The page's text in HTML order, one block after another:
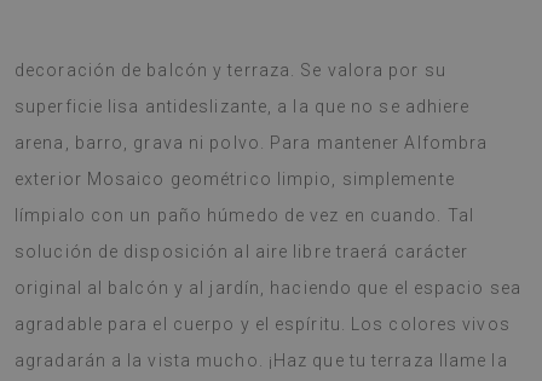
decoración de balcón y terraza. Se valora por su
superficie lisa antideslizante, a la que no se adhiere
arena, barro, grava ni polvo. Para mantener Alfombra
exterior Mosaico geométrico limpio, simplemente
límpialo con un paño húmedo de vez en cuando. Tal
solución de disposición al aire libre traerá carácter
original al balcón y al jardín, haciendo que el espacio sea
agradable para el cuerpo y el espíritu. Los colores vivos
agradarán a la vista mucho. ¡Haz que tu terraza llame la